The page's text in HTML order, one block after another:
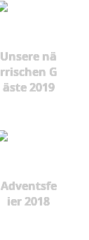
Unsere nä
rrischen G
äste 2019
Adventsfe
ier 2018